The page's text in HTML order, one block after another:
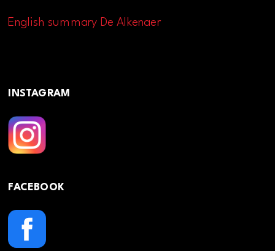
English summary De Alkenaer
INSTAGRAM
FACEBOOK